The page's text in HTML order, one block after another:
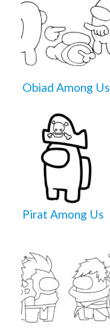
Obiad Among Us
Pirat Among Us